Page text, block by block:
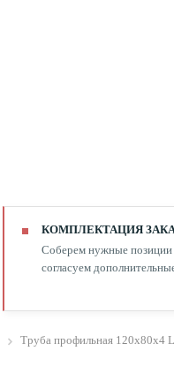
КОМПЛЕКТАЦИЯ
Соберем нужные позиции
согласуем
Труба профильная 120х80х4